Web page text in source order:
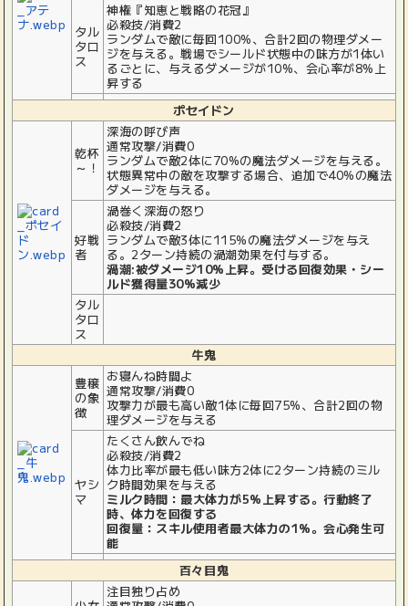
タル
タロ
ス
神権『知恵と戦略の花冠』
必殺技/消費2
ランダムで敵に毎回100%、合計2回の物理ダメー
ジを与える。戦場でシールド状態中の味方が1体い
るごとに、与えるダメージが10%、会心率が8%上
昇する
ポセイドン
乾杯
～！
深海の呼び声
通常攻撃/消費0
ランダムで敵2体に70%の魔法ダメージを与える。
状態異常中の敵を攻撃する場合、追加で40%の魔法
ダメージを与える。
好戦
者
渦巻く深海の怒り
必殺技/消費2
ランダムで敵3体に115%の魔法ダメージを与え
る。2ターン持続の渦潮効果を付与する。
渦潮:被ダメージ10%上昇。受ける回復効果・シー
ルド獲得量30%減少
タル
タロ
ス
牛鬼
豊穣
の象
徴
お寝んね時間よ
通常攻撃/消費0
攻撃力が最も高い敵1体に毎回75%、合計2回の物
理ダメージを与える
ヤシ
マ
たくさん飲んでね
必殺技/消費2
体力比率が最も低い味方2体に2ターン持続のミル
ク時間効果を与える
ミルク時間：最大体力が5%上昇する。行動終了
時、体力を回復する
回復量：スキル使用者最大体力の1%。会心発生可
能
百々目鬼
注目独り占め